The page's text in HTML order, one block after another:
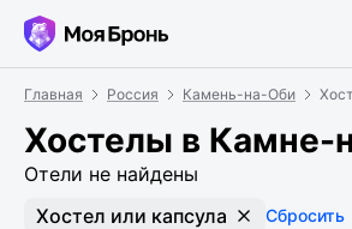
Главная Россия Камень-на-Оби
Хостелы в Камне-
Отели не найдены
Хостел или капсула Сбросить